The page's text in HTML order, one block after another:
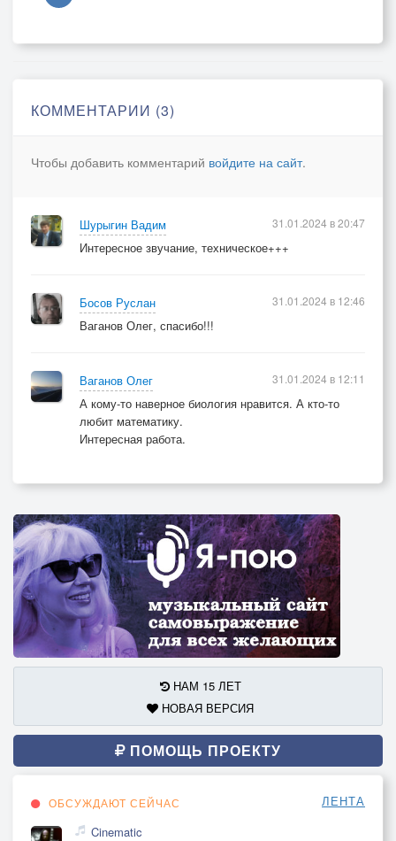
КОММЕНТАРИИ (3)
Чтобы добавить комментарий войдите на сайт.
Шурыгин Вадим
Интересное звучание, техническое+++
31.01.2024 в 20:47
Босов Руслан
Ваганов Олег, спасибо!!!
31.01.2024 в 12:46
Ваганов Олег
А кому-то наверное биология нравится. А кто-то
любит математику.
Интересная работа.
31.01.2024 в 12:11
НАМ 15 ЛЕТ
НОВАЯ ВЕРСИЯ
ПОМОЩЬ ПРОЕКТУ
ОБСУЖДАЮТ СЕЙЧАС ЛЕНТА
Cinematic